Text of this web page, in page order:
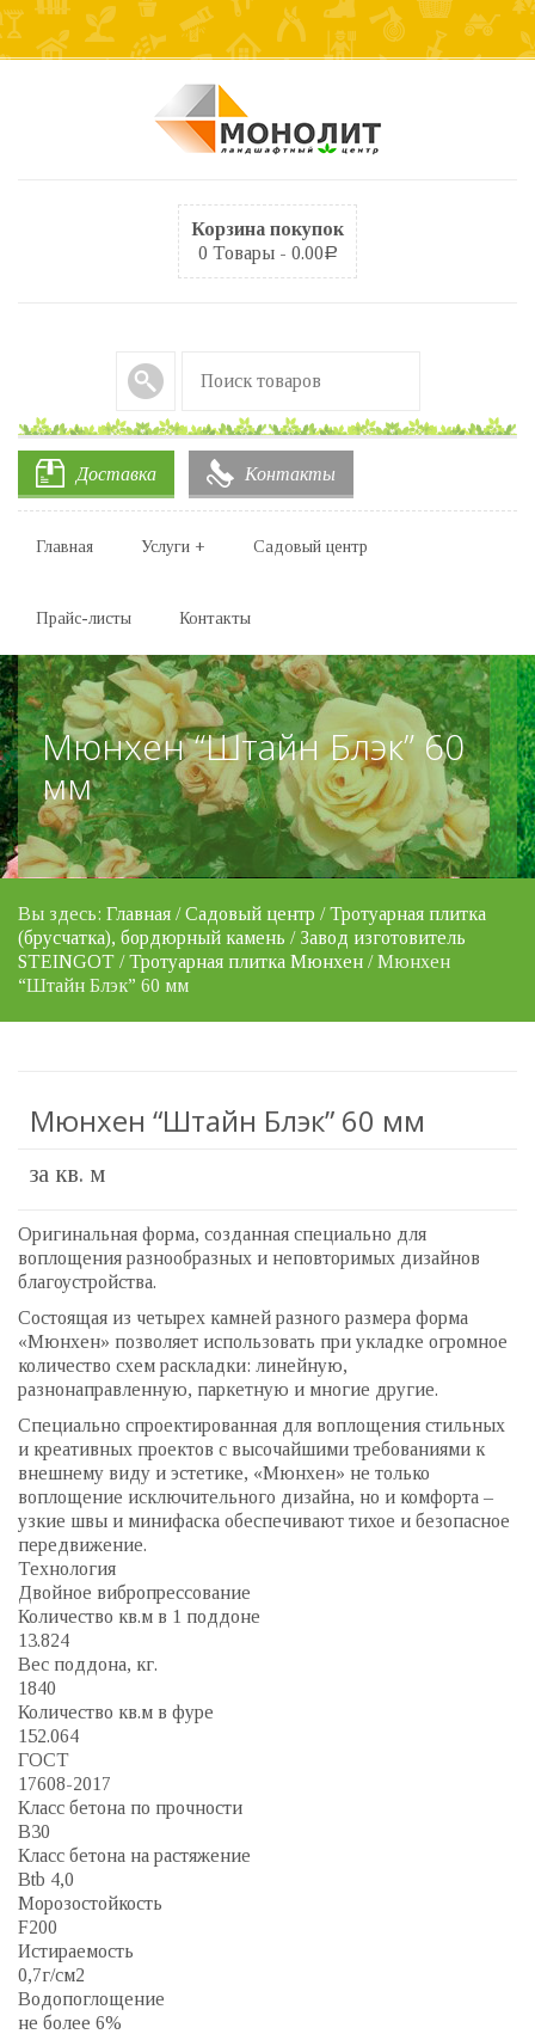
Корзина покупок
0 Товары - 0.00Р
Доставка Контакты
Главная Услуги + Садовый центр
Прайс-листы Контакты
Мюнхен “Штайн Блэк” 60
мм
Вы здесь: Главная /Садовый центр /Тротуарная плитка
(брусчатка), бордюрный камень / Завод изготовитель
STEINGOT /Тротуарная плитка Мюнхен / Мюнхен
“Штайн Блэк” 60 мм
Мюнхен “Штайн Блэк” 60 мм
за кв. м
Оригинальная форма, созданная специально для
воплощения разнообразных и неповторимых дизайнов
благоустройства.
Состоящая из четырех камней разного размера форма
«Мюнхен» позволяет использовать при укладке огромное
количество схем раскладки: линейную,
разнонаправленную, паркетную и многие другие.
Специально спроектированная для воплощения стильных
и креативных проектов с высочайшими требованиями к
внешнему виду и эстетике, «Мюнхен» не только
воплощение исключительного дизайна, но и комфорта –
узкие швы и минифаска обеспечивают тихое и безопасное
передвижение.
Технология
Двойное вибропрессование
Количество кв.м в 1 поддоне
13.824
Вес поддона, кг.
1840
Количество кв.м в фуре
152.064
ГОСТ
17608-2017
Класс бетона по прочности
B30
Класс бетона на растяжение
Btb 4,0
Морозостойкость
F200
Истираемость
0,7г/см2
Водопоглощение
не более 6%